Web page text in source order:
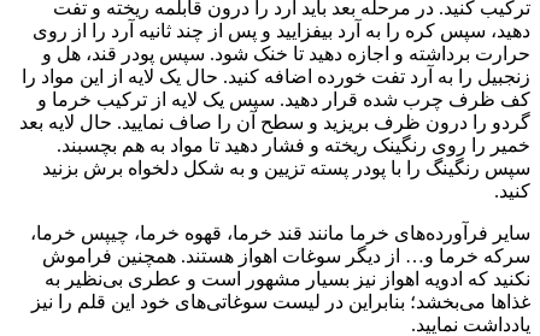
ترکیب کنید. در مرحله بعد باید آرد را درون قابلمه ریخته و تفت
دهید، سپس کره را به آرد بیفزایید و پس از چند ثانیه آرد را از روی
حرارت برداشته و اجازه دهید تا خنک شود. سپس پودر قند، هل و
زنجبیل را به آرد تفت خورده اضافه کنید. حال یک لایه از این مواد را
کف ظرف چرب شده قرار دهید. سپس یک لایه از ترکیب خرما و
گردو را درون ظرف بریزید و سطح آن را صاف نمایید. حال لایه بعد
خمیر را روی رنگینک ریخته و فشار دهید تا مواد به هم بچسبند.
سپس رنگینگ را با پودر پسته تزیین و به شکل دلخواه برش بزنید
کنید.
سایر فرآورده‌های خرما مانند قند خرما، قهوه خرما، چیپس خرما،
سرکه خرما و… از دیگر سوغات اهواز هستند. همچنین فراموش
نکنید که ادویه اهواز نیز بسیار مشهور است و عطری بی‌نظیر به
غذاها می‌بخشد؛ بنابراین در لیست سوغاتی‌های خود این قلم را نیز
یادداشت نمایید.